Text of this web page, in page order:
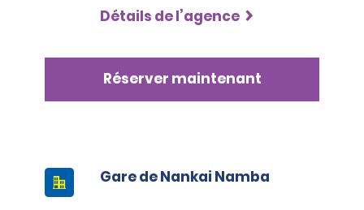
Détails de l’agence
Réserver maintenant
Gare de Nankai Namba